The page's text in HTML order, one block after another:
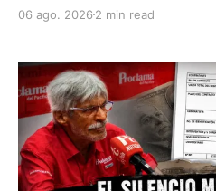
06 ago. 2026 2 min read